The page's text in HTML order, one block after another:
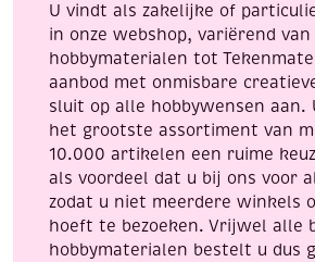
U vindt als zakelijke of
in onze webshop, variërend van
hobbymaterialen tot
aanbod met onmisbare
sluit op alle hobbywensen aan.
het grootste assortiment van
10.000 artikelen een ruime
als voordeel dat u bij ons voor
zodat u niet meerdere winkels
hoeft te bezoeken. Vrijwel alle
hobbymaterialen bestelt u dus